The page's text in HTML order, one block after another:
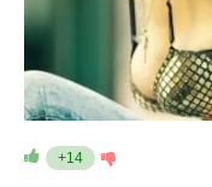
+14